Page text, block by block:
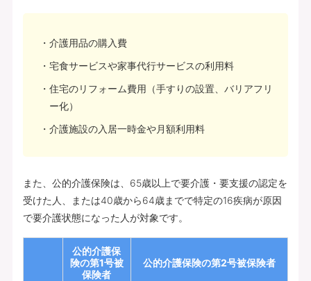
介護用品の購入費
宅食サービスや家事代行サービスの利用料
住宅のリフォーム費用（手すりの設置、バリアフリ
ー化）
介護施設の入居一時金や月額利用料
また、公的介護保険は、65歳以上で要介護・要支援の認定を
受けた人、または40歳から64歳までで特定の16疾病が原因
で要介護状態になった人が対象です。
公的介護保
険の第1号被
保険者
公的介護保険の第2号被保険者